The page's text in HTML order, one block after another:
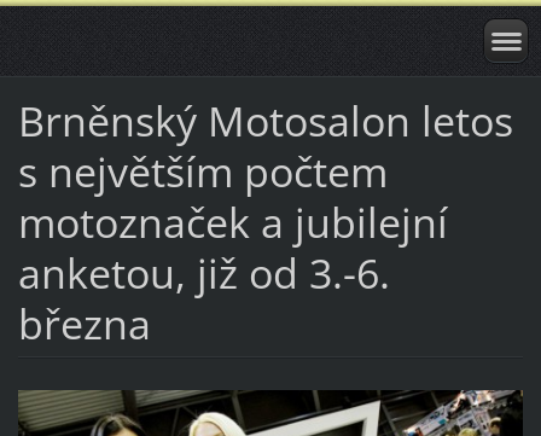
Brněnský Motosalon letos
s největším počtem
motoznaček a jubilejní
anketou, již od 3.-6.
března